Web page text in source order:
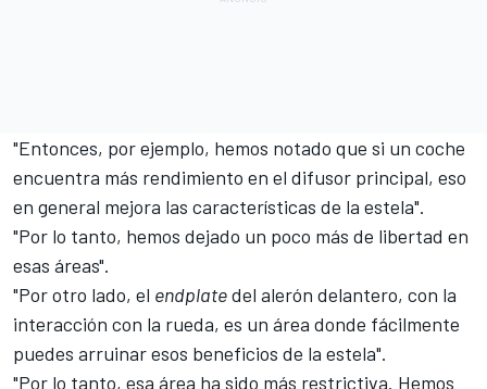
"Entonces, por ejemplo, hemos notado que si un coche
encuentra más rendimiento en el difusor principal, eso
en general mejora las características de la estela".
"Por lo tanto, hemos dejado un poco más de libertad en
esas áreas".
"Por otro lado, el endplatedel alerón delantero, con la
interacción con la rueda, es un área donde fácilmente
puedes arruinar esos beneficios de la estela".
"Por lo tanto, esa área ha sido más restrictiva. Hemos